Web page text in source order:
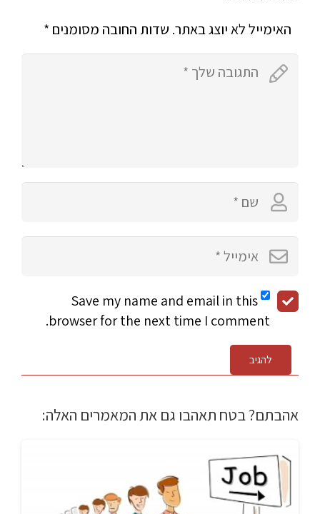
האימייל לא יוצג באתר. שדות החובה מסומנים *
Save my name and email in this
browser for the next time I comment.
להגיב
אהבתם? בטח תאהבו גם את המאמרים האלה: